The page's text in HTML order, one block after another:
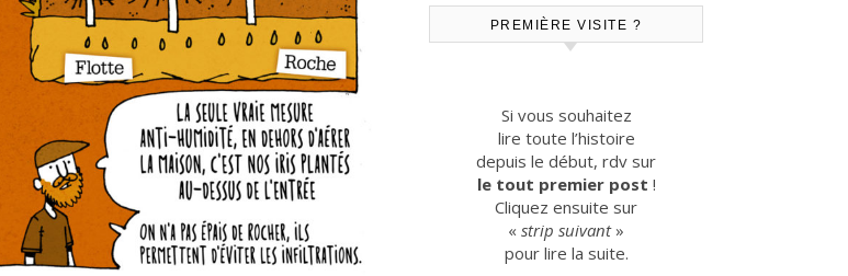
PREMIÈRE VISITE ?
Si vous souhaitez
lire toute l’histoire
depuis le début, rdv sur
le tout premier post !
Cliquez ensuite sur
« strip suivant»
pour lire la suite.